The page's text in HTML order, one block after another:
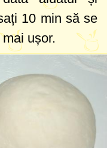
10 min să se
ușor.